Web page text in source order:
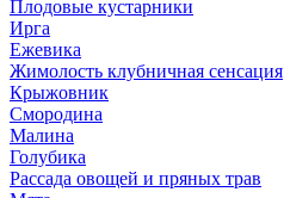
Плодовые кустарники
Ирга
Ежевика
Жимолость клубничная сенсация
Крыжовник
Смородина
Малина
Голубика
Рассада овощей и пряных трав